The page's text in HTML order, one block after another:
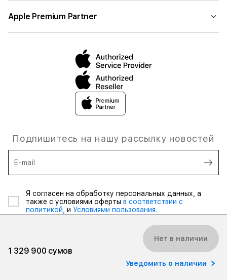
1 329 900 сумов
Нет в наличии
Уведомить о наличии
Apple Premium Partner
Подпишитесь на нашу рассылку новостей
E-mail
Я согласен на обработку персональных данных, а
также с условиями оферты в соответствии с
политикой, и Условиями пользования.
© 2026 iSpace Uzbekistan. Все права защищены.